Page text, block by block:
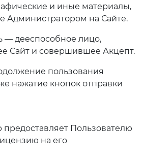
и иные материалы,
Администратором на Сайте.
— дееспособное лицо,
Сайт и совершившее Акцепт.
пользования
нажатие кнопок отправки
предоставляет Пользователю
на его